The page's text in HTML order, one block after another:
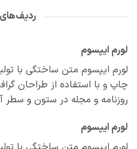
ردیف‌های
ایپسوم
ایپسوم متن ساختگی با تولید
و با استفاده از طراحان
و مجله در ستون و سطر
ایپسوم